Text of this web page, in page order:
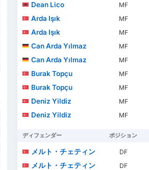
Dean Lico
MF
Arda Işık
MF
Arda Işık
MF
Can Arda Yılmaz
MF
Can Arda Yılmaz
MF
Burak Topçu
MF
Burak Topçu
MF
Deniz Yildiz
MF
Deniz Yildiz
MF
ディフェンダー ポジション
メルト・チェティン DF
メルト・チェティン
DF